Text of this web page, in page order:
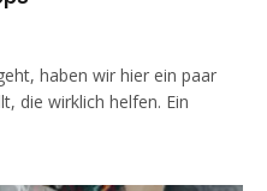
haben wir hier ein paar
die wirklich helfen. Ein